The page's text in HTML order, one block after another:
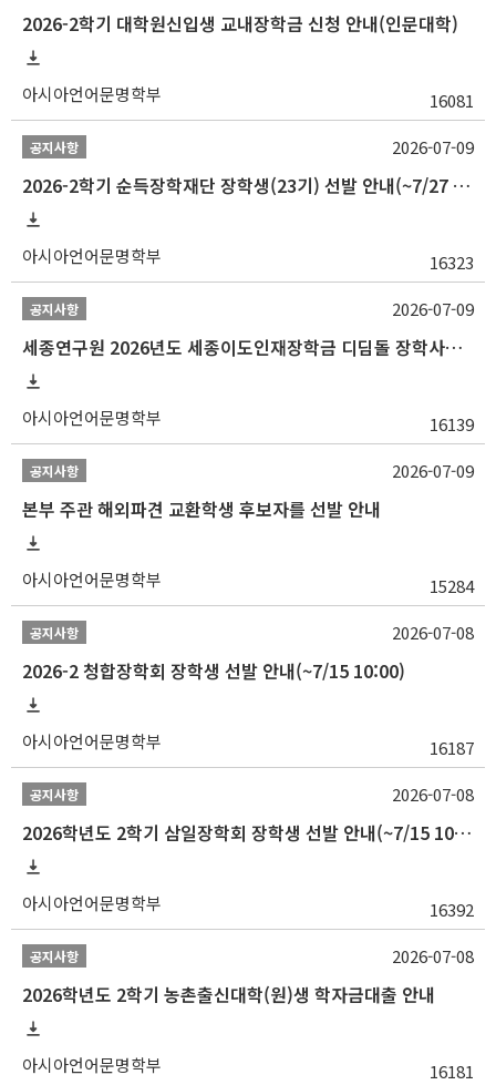
2026-2학기 대학원신입생 교내장학금 신청 안내(인문대학)
아시아언어문명학부 16081
공지사항
2026-2학기 순득장학재단 장학생(23기) 선발 안내(~7/27 10:00)
아시아언어문명학부 16323
2026-07-09
공지사항
세종연구원 2026년도 세종이도인재장학금 디딤돌 장학사업 학자금대출 관련분야(원금상환, 이자지원) 신청 사업 안내
아시아언어문명학부 16139
2026-07-09
공지사항
본부 주관 해외파견 교환학생 후보자를 선발 안내
아시아언어문명학부 15284
2026-07-09
공지사항
2026-2 청합장학회 장학생 선발 안내(~7/15 10:00)
아시아언어문명학부 16187
2026-07-08
공지사항
2026학년도 2학기 삼일장학회 장학생 선발 안내(~7/15 10:00)
아시아언어문명학부 16392
2026-07-08
공지사항
2026학년도 2학기 농촌출신대학(원)생 학자금대출 안내
아시아언어문명학부 16181
2026-07-08